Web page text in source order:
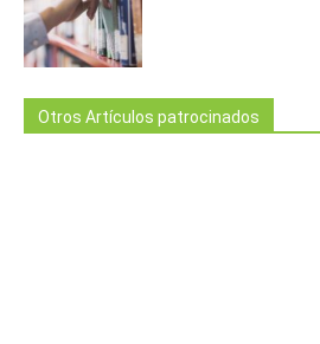
Otros Artículos patrocinados